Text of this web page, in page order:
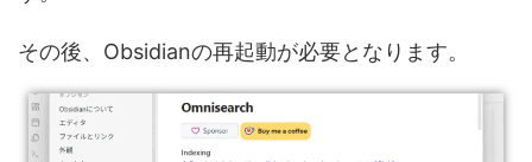
その後、Obsidianの再起動が必要となります。